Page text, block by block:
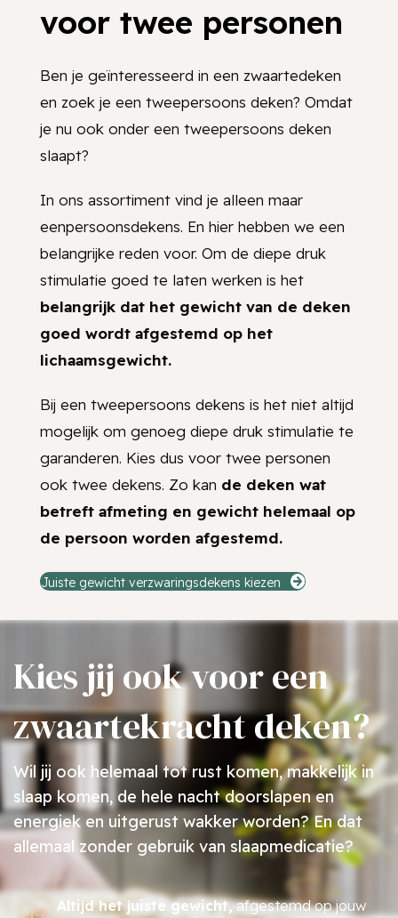
voor twee personen
Ben je geïnteresseerd in een zwaartedeken
en zoek je een tweepersoons deken? Omdat
je nu ook onder een tweepersoons deken
slaapt?
In ons assortiment vind je alleen maar
eenpersoonsdekens. En hier hebben we een
belangrijke reden voor. Om de diepe druk
stimulatie goed te laten werken is het
belangrijk dat het gewicht van de deken
goed wordt afgestemd op het
lichaamsgewicht.
Bij een tweepersoons dekens is het niet altijd
mogelijk om genoeg diepe druk stimulatie te
garanderen. Kies dus voor twee personen
ook twee dekens. Zo kan de deken wat
betreft afmeting en gewicht helemaal op
de persoon worden afgestemd.
Juiste gewicht verzwaringsdekens kiezen
Kies jij ook voor een
zwaartekracht deken?
Wil jij ook helemaal tot rust komen, makkelijk in
slaap komen, de hele nacht doorslapen en
energiek en uitgerust wakker worden? En dat
allemaal zonder gebruik van slaapmedicatie?
Altijd het juiste gewicht,afgestemd op jouw